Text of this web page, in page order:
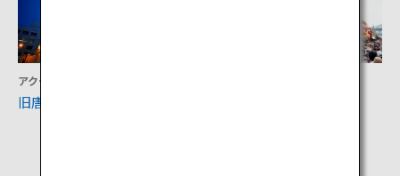
アクティビティ
旧唐津銀行